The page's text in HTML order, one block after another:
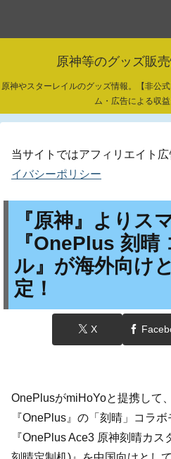
原神等のグッズ販
原神やスターレイルのグッズ情報。【非公
ム・広告による収
当サイトではアフィリエイト広
イバシーポリシー
『原神』よりス
『OnePlus 刻晴
ル』が海外向け
定！
X
OnePlusがmiHoYoと提携して
『OnePlus』の「刻晴」コラ
『OnePlus Ace3 原神刻晴カ